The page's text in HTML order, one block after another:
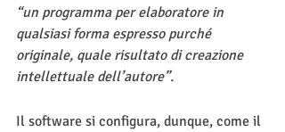
“un programma per elaboratore in
qualsiasi forma espresso purché
originale, quale risultato di creazione
intellettuale dell’autore”.
Il software si configura, dunque, come il